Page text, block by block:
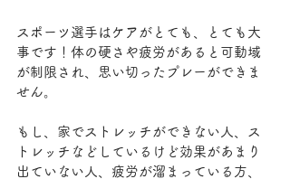
スポーツ選手はケアがとても、とても大
事です！体の硬さや疲労があると可動域
が制限され、思い切ったプレーができま
せん。
もし、家でストレッチができない人、ス
トレッチなどしているけど効果があまり
出ていない人、疲労が溜まっている方、